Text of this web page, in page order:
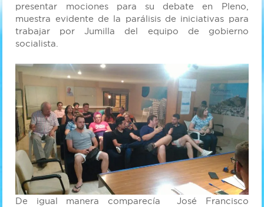
presentar mociones para su debate en Pleno,
muestra evidente de la parálisis de iniciativas para
trabajar por Jumilla del equipo de gobierno
socialista.
De igual manera comparecía José Francisco